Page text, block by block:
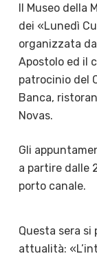
Il Museo della
dei «Lunedì
organizzata
Apostolo ed il
patrocinio del
Banca,
Novas.
Gli
a partire dalle
porto canale.
Questa sera
attualità: